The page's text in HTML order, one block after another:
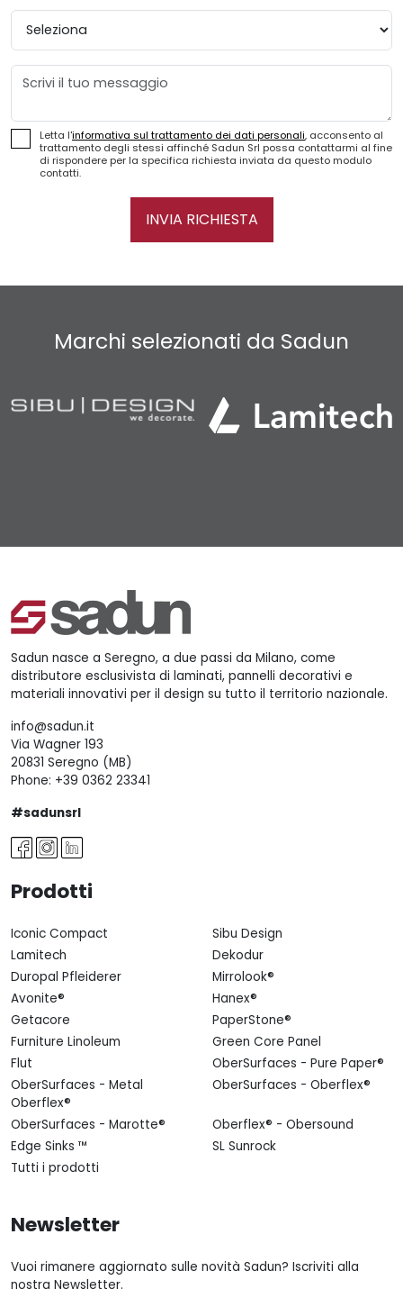
Provincia
Messaggio
Letta l'informativa sul trattamento dei dati personali, acconsento al
trattamento degli stessi affinché Sadun Srl possa contattarmi al fine
di rispondere per la specifica richiesta inviata da questo modulo
contatti.
INVIA RICHIESTA
Marchi selezionati da Sadun
Sadun nasce a Seregno, a due passi da Milano, come
distributore esclusivista di laminati, pannelli decorativi e
materiali innovativi per il design su tutto il territorio nazionale.
info@sadun.it
Via Wagner 193
20831 Seregno (MB)
Phone: +39 0362 23341
#sadunsrl
Prodotti
Iconic Compact
Sibu Design
Lamitech
Dekodur
Duropal Pfleiderer
Mirrolook®
Avonite®
Hanex®
Getacore
PaperStone®
Furniture Linoleum
Green Core Panel
Flut
OberSurfaces - Pure Paper®
OberSurfaces - Metal
Oberflex®
OberSurfaces - Oberflex®
OberSurfaces - Marotte®
Oberflex® - Obersound
Edge Sinks ™
SL Sunrock
Tutti i prodotti
Newsletter
Vuoi rimanere aggiornato sulle novità Sadun? Iscriviti alla
nostra Newsletter.